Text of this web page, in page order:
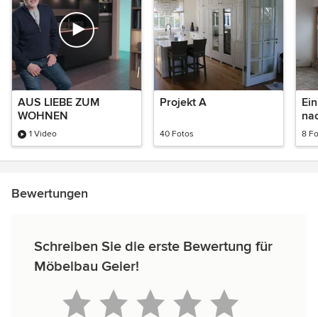
AUS LIEBE ZUM
WOHNEN
1 Video
Projekt A
40 Fotos 8
Bewertungen
Schreiben Sie die erste Bewertung für
Möbelbau Geier!